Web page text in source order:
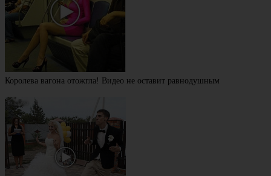
Королева вагона отожгла! Видео не оставит равнодушным